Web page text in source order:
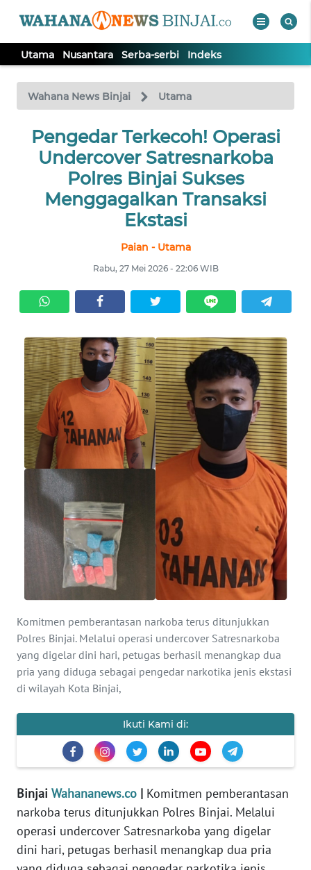
Utama Nusantara Serba-serbi Indeks
Wahana News Binjai Utama
Pengedar Terkecoh! Operasi
Undercover Satresnarkoba
Polres Binjai Sukses
Menggagalkan Transaksi
Ekstasi
Paian - Utama
Rabu, 27 Mei 2026 - 22:06 WIB
Komitmen pemberantasan narkoba terus ditunjukkan
Polres Binjai. Melalui operasi undercover Satresnarkoba
yang digelar dini hari, petugas berhasil menangkap dua
pria yang diduga sebagai pengedar narkotika jenis ekstasi
di wilayah Kota Binjai,
Ikuti Kami di:
Binjai Wahananews.co | Komitmen pemberantasan
narkoba terus ditunjukkan Polres Binjai. Melalui
operasi undercover Satresnarkoba yang digelar
dini hari, petugas berhasil menangkap dua pria
TV
Tutup
UTAMA
NUSANTARA
INDEKS
BERITA
KONTAK
KAMI
INFO
IKLAN
TENTANG
KAMI
PEDOMAN
MEDIA
SIBER
KARIR
DISCLAIMER
Wahana
News
WN
WN
JAKARTA
JABAR